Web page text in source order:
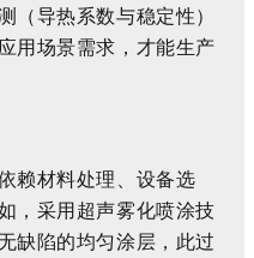
（导热系数与稳定性）
用场景需求，才能生产
赖材料处理、设备选
，采用超声雾化喷涂技
缺陷的均匀涂层，此过